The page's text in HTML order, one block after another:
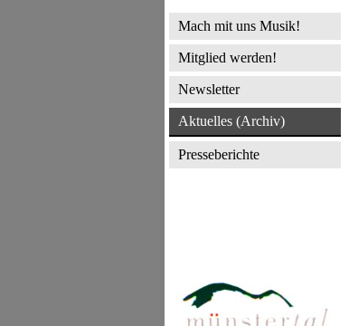
Mach mit uns Musik!
Mitglied werden!
Newsletter
Aktuelles (Archiv)
Presseberichte